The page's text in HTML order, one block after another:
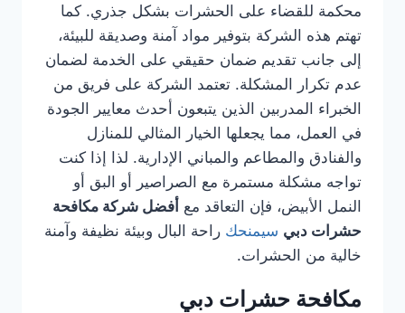
محكمة للقضاء على الحشرات بشكل جذري. كما
تهتم هذه الشركة بتوفير مواد آمنة وصديقة للبيئة،
إلى جانب تقديم ضمان حقيقي على الخدمة لضمان
عدم تكرار المشكلة. تعتمد الشركة على فريق من
الخبراء المدربين الذين يتبعون أحدث معايير الجودة
في العمل، مما يجعلها الخيار المثالي للمنازل
والفنادق والمطاعم والمباني الإدارية. لذا إذا كنت
تواجه مشكلة مستمرة مع الصراصير أو البق أو
النمل الأبيض، فإن التعاقد مع أفضل شركة مكافحة
حشرات دبي سيمنحك راحة البال وبيئة نظيفة وآمنة
خالية من الحشرات.
مكافحة حشرات دبي